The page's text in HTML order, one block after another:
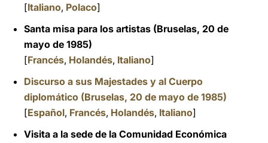
[Italiano, Polaco]
Santa misa para los artistas (Bruselas, 20 de
mayo de 1985)
[Francés, Holandés, Italiano]
Discurso a sus Majestades y al Cuerpo
diplomático (Bruselas, 20 de mayo de 1985)
[Español, Francés, Holandés, Italiano]
Visita a la sede de la Comunidad Económica